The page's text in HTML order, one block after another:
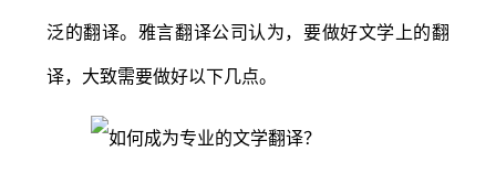
泛的翻译。雅言翻译公司认为，要做好文学上的翻
译，大致需要做好以下几点。